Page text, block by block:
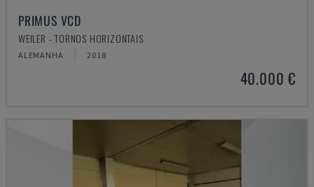
PRIMUS VCD
WEILER - TORNOS HORIZONTAIS
ALEMANHA 2018
40.000 €